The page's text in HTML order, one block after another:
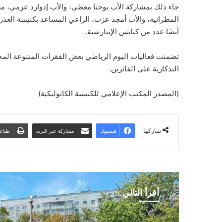
جاء ذلك بمشاركة الأب يوحنا معطي، والأب إدوارد
المطرانية، والأب أمجد عزت، الراعي المساعد بكنيسة
أيضًا عدد من كنائس الإيبارشية.
تضمنت فعاليات اليوم الرياضي بعض الفقرات المتنوعة
التذكارية على الفائزين.
(المصدر المكتب الإعلامي للكنيسة الكاثوليكية)
شاركها فيسبوك مشاركة عبر البريد
أقرأ التالي